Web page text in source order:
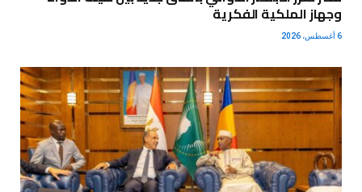
وجهاز الملكية الفكرية
6 أغسطس، 2026